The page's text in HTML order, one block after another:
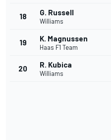
18 G. Russell
Williams
19 K. Magnussen
Haas F1 Team
20 R. Kubica
Williams